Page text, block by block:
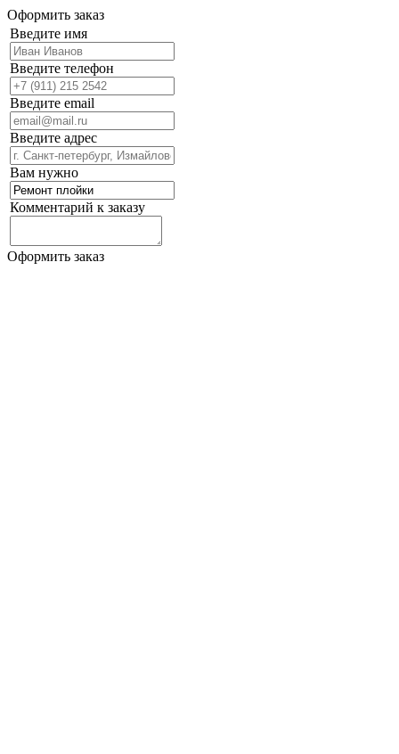
Оформить заказ
Введите имя
Введите телефон
Введите email
Введите адрес
Вам нужно
Комментарий к заказу
Оформить заказ